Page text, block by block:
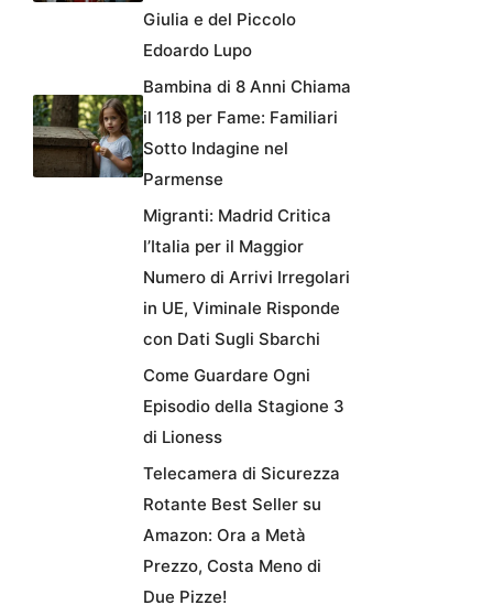
Giulia e del Piccolo
Edoardo Lupo
Bambina di 8 Anni Chiama
il 118 per Fame: Familiari
Sotto Indagine nel
Parmense
Migranti: Madrid Critica
l’Italia per il Maggior
Numero di Arrivi Irregolari
in UE, Viminale Risponde
con Dati Sugli Sbarchi
Come Guardare Ogni
Episodio della Stagione 3
di Lioness
Telecamera di Sicurezza
Rotante Best Seller su
Amazon: Ora a Metà
Prezzo, Costa Meno di
Due Pizze!